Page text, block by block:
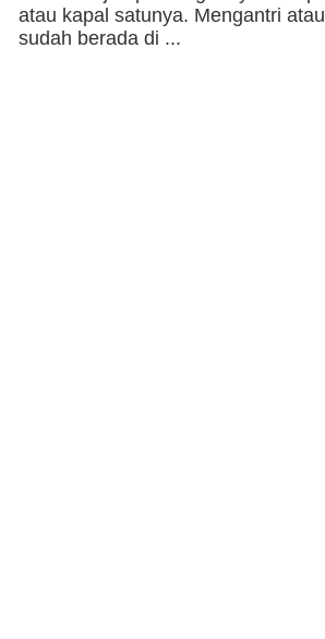
atau kapal satunya. Mengantri atau
sudah berada di ...